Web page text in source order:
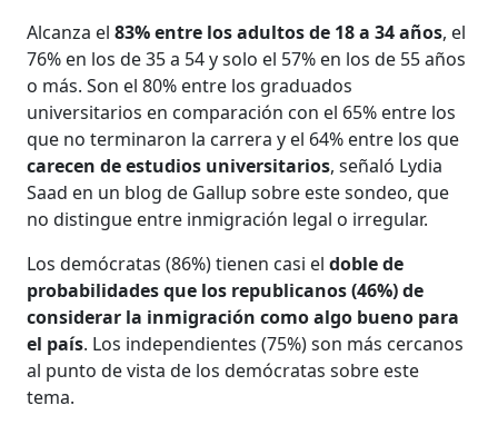
Alcanza el83% entre los adultos de 18 a 34 años, el
76% en los de 35 a 54 y solo el 57% en los de 55 años
o más. Son el 80% entre los graduados
universitarios en comparación con el 65% entre los
que no terminaron la carrera y el 64% entre los que
carecen de estudios universitarios, señaló Lydia
Saad en un blog de Gallup sobre este sondeo, que
no distingue entre inmigración legal o irregular.
Los demócratas (86%) tienen casi eldoble de
probabilidades que los republicanos (46%) de
considerar la inmigración como algo bueno para
el país. Los independientes (75%) son más cercanos
al punto de vista de los demócratas sobre este
tema.